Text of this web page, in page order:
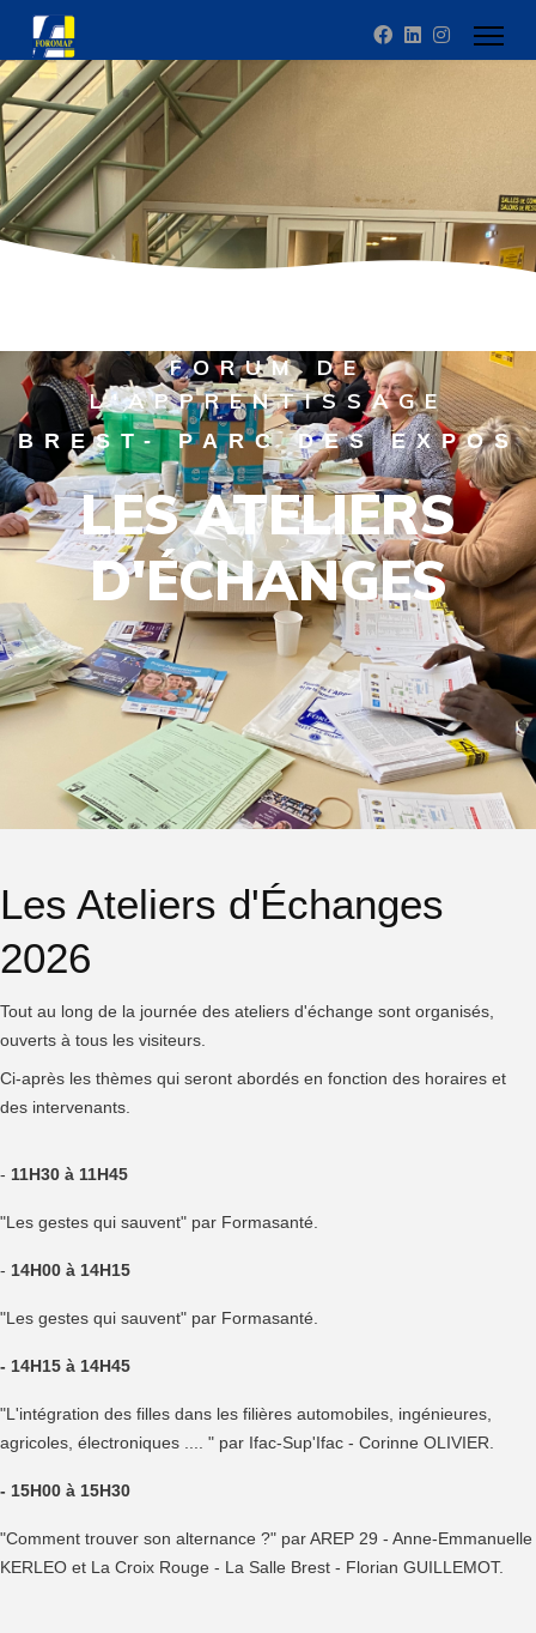
FORUM DE
L'APPRENTISSAGE
BREST- PARC DES EXPOS
LES ATELIERS
D'ÉCHANGES
Les Ateliers d'Échanges
2026
Tout au long de la journée des ateliers d'échange sont organisés,
ouverts à tous les visiteurs.
Ci-après les thèmes qui seront abordés en fonction des horaires et
des intervenants.
- 11H30 à 11H45
"Les gestes qui sauvent" par Formasanté.
- 14H00 à 14H15
"Les gestes qui sauvent" par Formasanté.
- 14H15 à 14H45
"L'intégration des filles dans les filières automobiles, ingénieures,
agricoles, électroniques .... " par Ifac-Sup'Ifac - Corinne OLIVIER.
- 15H00 à 15H30
"Comment trouver son alternance ?" par AREP 29 - Anne-Emmanuelle
KERLEO et La Croix Rouge - La Salle Brest - Florian GUILLEMOT.